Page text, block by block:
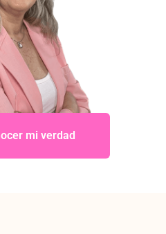
mi verdad